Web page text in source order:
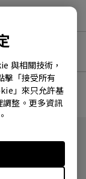
與相關技術，
擊「接受所有
」來只允許基
整。更多資訊
。